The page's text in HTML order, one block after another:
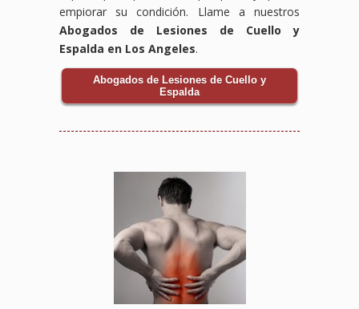
empiorar su condición. Llame a nuestros
Abogados de Lesiones de Cuello y
Espalda en Los Angeles.
Abogados de Lesiones de Cuello y
Espalda